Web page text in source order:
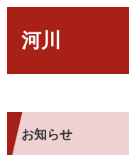
す
し
河川
お知らせ